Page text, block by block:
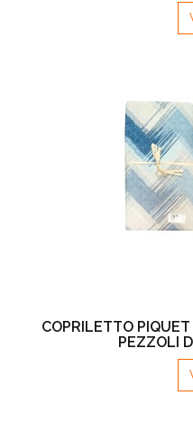
COPRILETTO
PEZZOLI